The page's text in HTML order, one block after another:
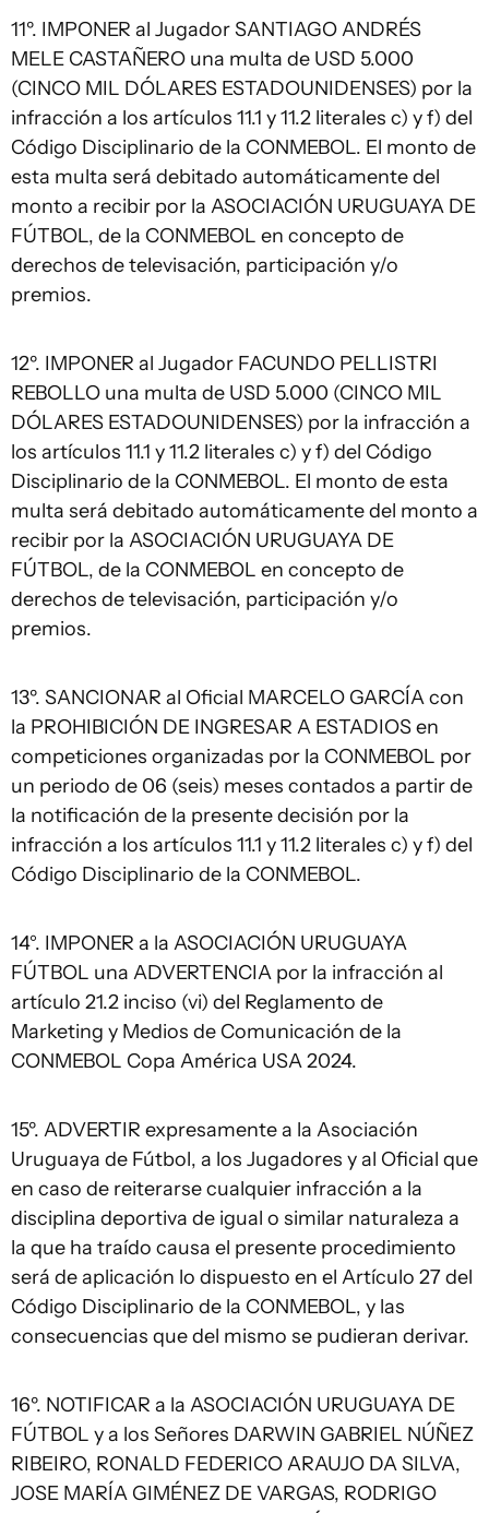
11º. IMPONER al Jugador SANTIAGO ANDRÉS
MELE CASTAÑERO una multa de USD 5.000
(CINCO MIL DÓLARES ESTADOUNIDENSES) por la
infracción a los artículos 11.1 y 11.2 literales c) y f) del
Código Disciplinario de la CONMEBOL. El monto de
esta multa será debitado automáticamente del
monto a recibir por la ASOCIACIÓN URUGUAYA DE
FÚTBOL, de la CONMEBOL en concepto de
derechos de televisación, participación y/o
premios.
12º. IMPONER al Jugador FACUNDO PELLISTRI
REBOLLO una multa de USD 5.000 (CINCO MIL
DÓLARES ESTADOUNIDENSES) por la infracción a
los artículos 11.1 y 11.2 literales c) y f) del Código
Disciplinario de la CONMEBOL. El monto de esta
multa será debitado automáticamente del monto a
recibir por la ASOCIACIÓN URUGUAYA DE
FÚTBOL, de la CONMEBOL en concepto de
derechos de televisación, participación y/o
premios.
13º. SANCIONAR al Oficial MARCELO GARCÍA con
la PROHIBICIÓN DE INGRESAR A ESTADIOS en
competiciones organizadas por la CONMEBOL por
un periodo de 06 (seis) meses contados a partir de
la notificación de la presente decisión por la
infracción a los artículos 11.1 y 11.2 literales c) y f) del
Código Disciplinario de la CONMEBOL.
14°. IMPONER a la ASOCIACIÓN URUGUAYA
FÚTBOL una ADVERTENCIA por la infracción al
artículo 21.2 inciso (vi) del Reglamento de
Marketing y Medios de Comunicación de la
CONMEBOL Copa América USA 2024.
15º. ADVERTIR expresamente a la Asociación
Uruguaya de Fútbol, a los Jugadores y al Oficial que
en caso de reiterarse cualquier infracción a la
disciplina deportiva de igual o similar naturaleza a
la que ha traído causa el presente procedimiento
será de aplicación lo dispuesto en el Artículo 27 del
Código Disciplinario de la CONMEBOL, y las
consecuencias que del mismo se pudieran derivar.
16º. NOTIFICAR a la ASOCIACIÓN URUGUAYA DE
FÚTBOL y a los Señores DARWIN GABRIEL NÚÑEZ
RIBEIRO, RONALD FEDERICO ARAUJO DA SILVA,
JOSE MARÍA GIMÉNEZ DE VARGAS, RODRIGO